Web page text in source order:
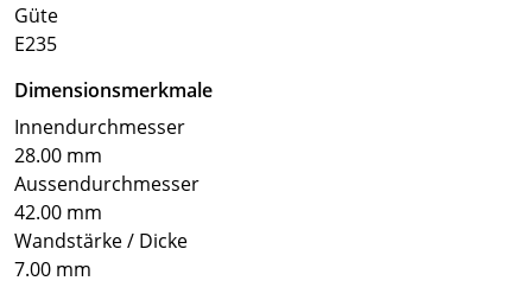
Güte
E235
Dimensionsmerkmale
Innendurchmesser
28.00 mm
Aussendurchmesser
42.00 mm
Wandstärke / Dicke
7.00 mm